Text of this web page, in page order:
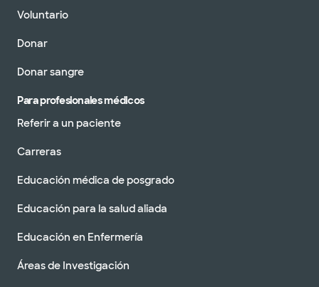
Voluntario
Donar
Donar sangre
Para profesionales médicos
Referir a un paciente
Carreras
Educación médica de posgrado
Educación para la salud aliada
Educación en Enfermería
Áreas de Investigación